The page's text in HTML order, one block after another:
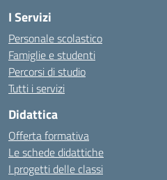
I Servizi
Personale scolastico
Famiglie e studenti
Percorsi di studio
Tutti i servizi
Didattica
Offerta formativa
Le schede didattiche
I progetti delle classi